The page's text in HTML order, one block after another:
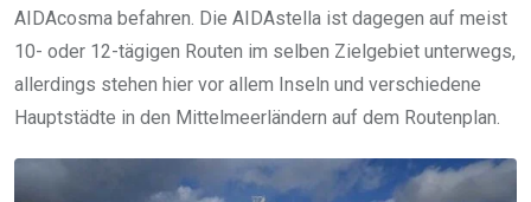
AIDAcosma befahren. Die AIDAstella ist dagegen auf meist
10- oder 12-tägigen Routen im selben Zielgebiet unterwegs,
allerdings stehen hier vor allem Inseln und verschiedene
Hauptstädte in den Mittelmeerländern auf dem Routenplan.